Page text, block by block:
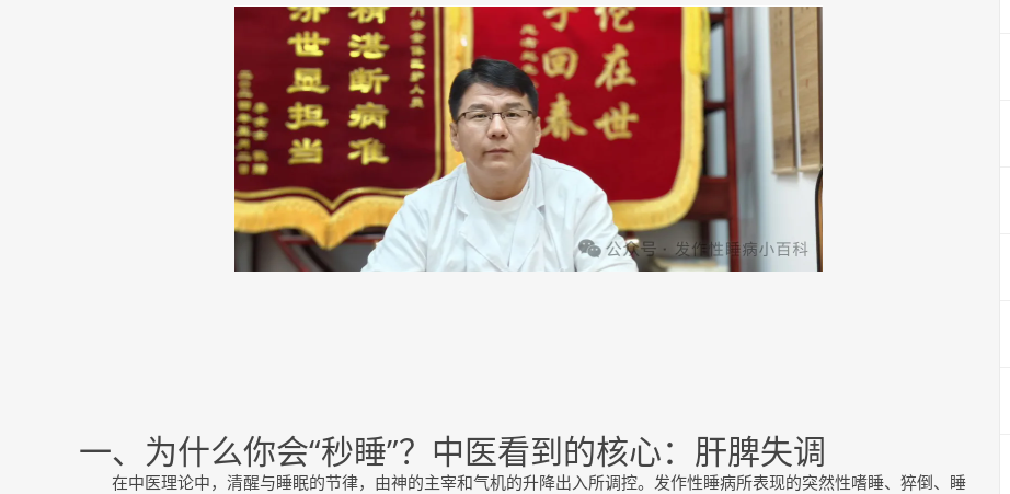
一、为什么你会“秒睡”？中医看到的核心：肝脾失调
在中医理论中，清醒与睡眠的节律，由神的主宰和气机的升降出入所调控。发作性睡病所表现的突然性嗜睡、猝倒、睡